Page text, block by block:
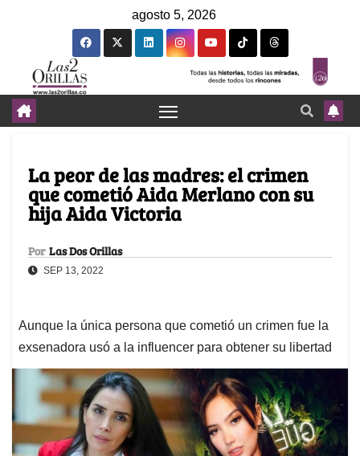
agosto 5, 2026
La peor de las madres: el crimen
que cometió Aida Merlano con su
hija Aida Victoria
Por Las Dos Orillas
SEP 13, 2022
Aunque la única persona que cometió un crimen fue la
exsenadora usó a la influencer para obtener su libertad